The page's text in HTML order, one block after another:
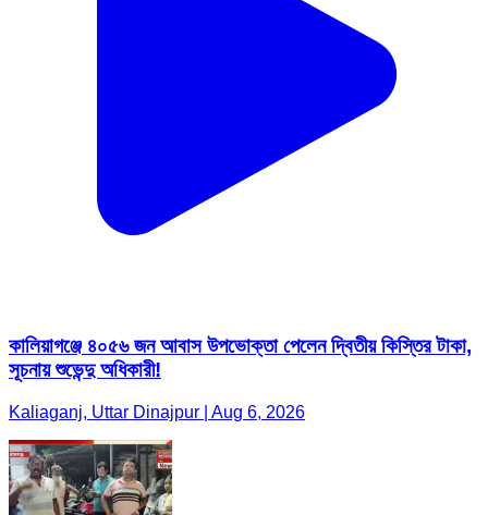
কালিয়াগঞ্জে ৪০৫৬ জন আবাস উপভোক্তা পেলেন দ্বিতীয় কিস্তির টাকা,
সূচনায় শুভেন্দু অধিকারী!
Kaliaganj, Uttar Dinajpur | Aug 6, 2026